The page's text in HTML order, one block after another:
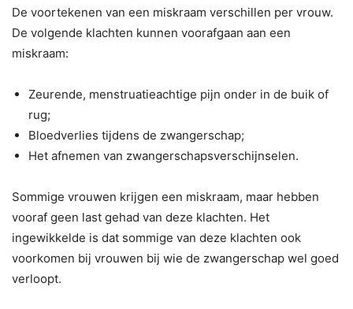
De voortekenen van een miskraam verschillen per vrouw.
De volgende klachten kunnen voorafgaan aan een
miskraam:
Zeurende, menstruatieachtige pijn onder in de buik of
rug;
Bloedverlies tijdens de zwangerschap;
Het afnemen van zwangerschapsverschijnselen.
Sommige vrouwen krijgen een miskraam, maar hebben
vooraf geen last gehad van deze klachten. Het
ingewikkelde is dat sommige van deze klachten ook
voorkomen bij vrouwen bij wie de zwangerschap wel goed
verloopt.